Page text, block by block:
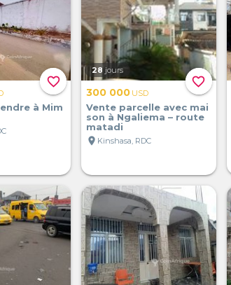
favorite_border
à Mim
favorite_border
28 jours
300 000 USD
Vente parcelle avec mai
son à Ngaliema – route
matadi
location_on Kinshasa, RDC